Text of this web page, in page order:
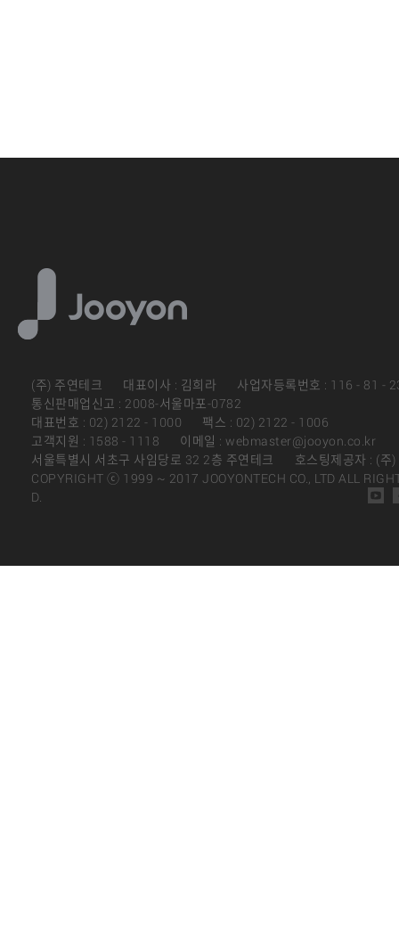
(주) 주연테크 대표이사 : 김희라
사업자등록번호 : 116 - 81 -
통신판매업신고 : 2008-서울마포-0782
대표번호 : 02) 2122 - 1000
팩스 : 02) 2122 - 1006
고객지원 : 1588 - 1118
이메일 : webmaster@jooyon.co.kr
서울특별시 서초구 사임당로 32 2층 주연테크
호스팅제공자 : (주
COPYRIGHT ⓒ 1999 ~ 2017 JOOYONTECH CO., LTD ALL
D.